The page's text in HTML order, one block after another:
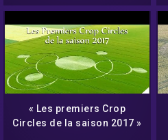
« Les premiers Crop
Circles de la saison 2017 »